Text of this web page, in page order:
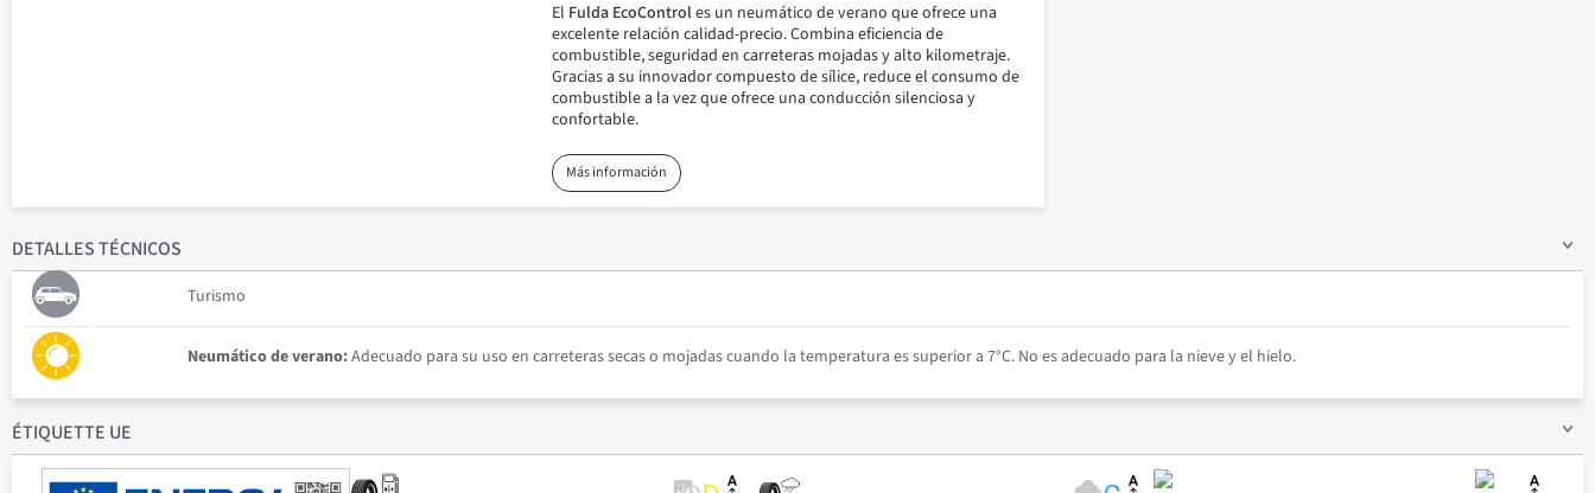
El Fulda EcoControles un neumático de verano que ofrece una
excelente relación calidad-precio. Combina eficiencia de
combustible, seguridad en carreteras mojadas y alto kilometraje.
Gracias a su innovador compuesto de sílice, reduce el consumo de
combustible a la vez que ofrece una conducción silenciosa y
confortable.
Más información
DETALLESTÉCNICOS
Turismo
Neumático de verano:Adecuado para su uso en carreteras secas o mojadas cuando la temperatura es superior a 7°C. No es adecuado para la nieve y el hielo.
ÉTIQUETTE UE